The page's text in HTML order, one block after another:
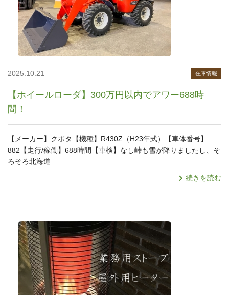
【ホイールローダ】300万円以内でアワー688時
間！
2025.10.21 在庫情報
【メーカー】クボタ【機種】R430Z（H23年式）【車体番号】
882【走行/稼働】688時間【車検】なし峠も雪が降りましたし、そ
ろそろ北海道
続きを読む